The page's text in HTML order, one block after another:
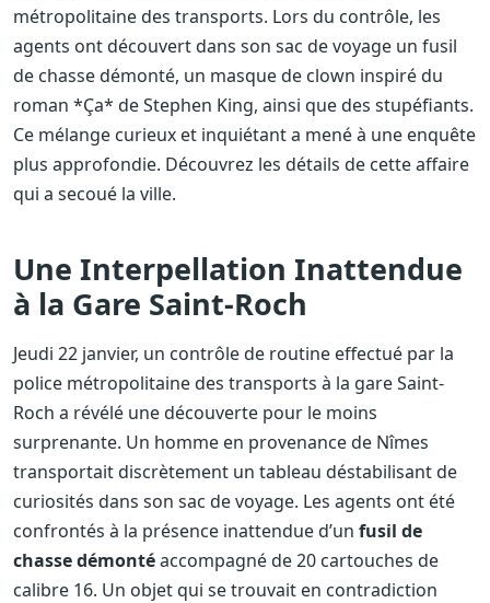
métropolitaine des transports. Lors du contrôle, les
agents ont découvert dans son sac de voyage un fusil
de chasse démonté, un masque de clown inspiré du
roman *Ça* de Stephen King, ainsi que des stupéfiants.
Ce mélange curieux et inquiétant a mené à une enquête
plus approfondie. Découvrez les détails de cette affaire
qui a secoué la ville.
Une Interpellation Inattendue
à la Gare Saint-Roch
Jeudi 22 janvier, un contrôle de routine effectué par la
police métropolitaine des transports à la gare Saint-
Roch a révélé une découverte pour le moins
surprenante. Un homme en provenance de Nîmes
transportait discrètement un tableau déstabilisant de
curiosités dans son sac de voyage. Les agents ont été
confrontés à la présence inattendue d’un fusil de
chasse démontéaccompagné de 20 cartouches de
calibre 16. Un objet qui se trouvait en contradiction